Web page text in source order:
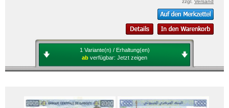
1 Variante(n) / Erhaltung(en)
ab verfügbar: Jetzt zeigen